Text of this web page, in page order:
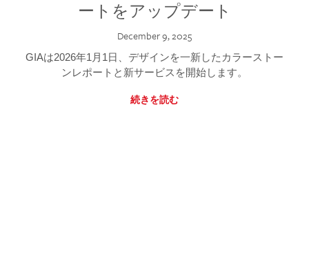
ートをアップデート
December 9, 2025
GIAは2026年1月1日、デザインを一新したカラーストー
ンレポートと新サービスを開始します。
続きを読む